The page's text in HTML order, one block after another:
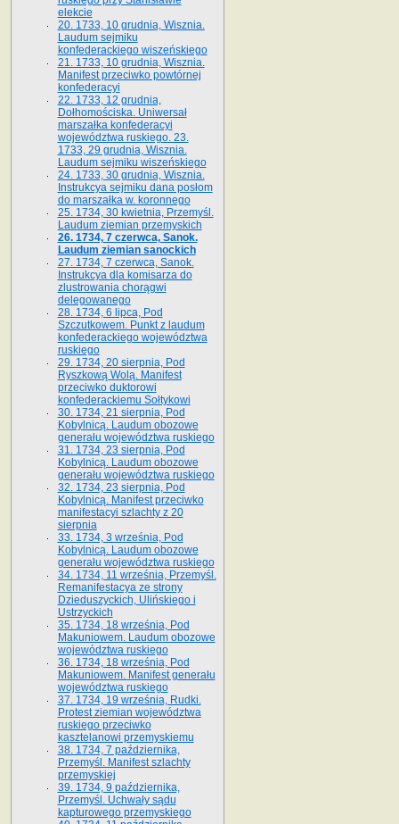
elekcie
20. 1733, 10 grudnia, Wisznia.
Laudum sejmiku
konfederackiego wiszeńskiego
21. 1733, 10 grudnia, Wisznia.
Manifest przeciwko powtórnej
konfederacyi
22. 1733, 12 grudnia,
Dołhomościska. Uniwersał
marszałka konfederacyi
województwa ruskiego. 23.
1733, 29 grudnia, Wisznia.
Laudum sejmiku wiszeńskiego
24. 1733, 30 grudnia, Wisznia.
Instrukcya sejmiku dana posłom
do marszałka w. koronnego
25. 1734, 30 kwietnia, Przemyśl.
Laudum ziemian przemyskich
26. 1734, 7 czerwca, Sanok.
Laudum ziemian sanockich
27. 1734, 7 czerwca, Sanok.
Instrukcya dla komisarza do
zlustrowania chorągwi
delegowanego
28. 1734, 6 lipca, Pod
Szczutkowem. Punkt z laudum
konfederackiego województwa
ruskiego
29. 1734, 20 sierpnia, Pod
Ryszkową Wolą. Manifest
przeciwko duktorowi
konfederackiemu Sołtykowi
30. 1734, 21 sierpnia, Pod
Kobylnicą. Laudum obozowe
generału województwa ruskiego
31. 1734, 23 sierpnia, Pod
Kobylnicą. Laudum obozowe
generału województwa ruskiego
32. 1734, 23 sierpnia, Pod
Kobylnicą. Manifest przeciwko
manifestacyi szlachty z 20
sierpnia
33. 1734, 3 września, Pod
Kobylnicą. Laudum obozowe
generału województwa ruskiego
34. 1734, 11 września, Przemyśl.
Remanifestacya ze strony
Dzieduszyckich, Ulińskiego i
Ustrzyckich
35. 1734, 18 września, Pod
Makuniowem. Laudum obozowe
województwa ruskiego
36. 1734, 18 września, Pod
Makuniowem. Manifest generału
województwa ruskiego
37. 1734, 19 września, Rudki.
Protest ziemian województwa
ruskiego przeciwko
kasztelanowi przemyskiemu
38. 1734, 7 października,
Przemyśl. Manifest szlachty
przemyskiej
39. 1734, 9 października,
Przemyśl. Uchwały sądu
kapturowego przemyskiego